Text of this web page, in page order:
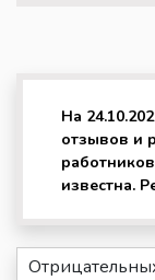
На
отзывов и
известна.